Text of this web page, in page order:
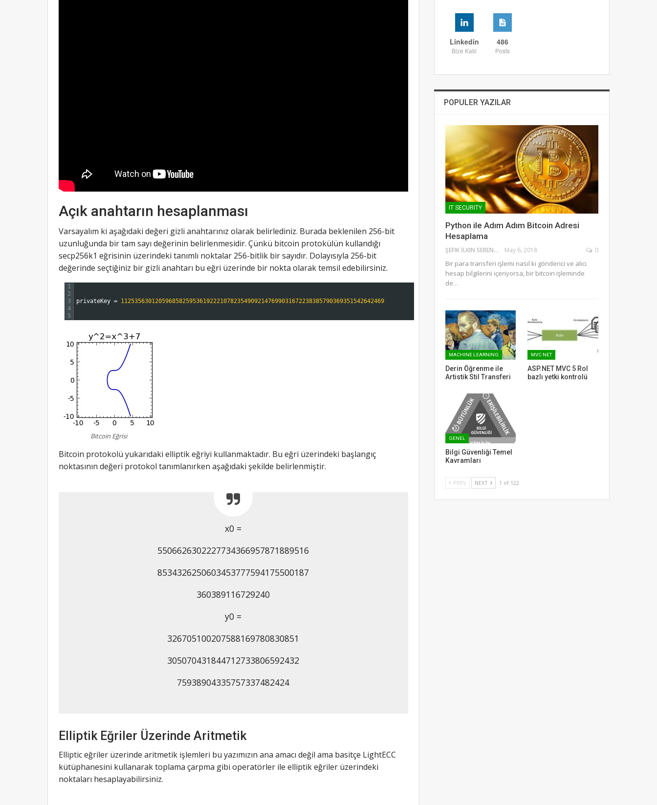
Açık anahtarın hesaplanması
Varsayalım ki aşağıdaki değeri gizli anahtarınız olarak belirlediniz. Burada beklenilen 256-bit
uzunluğunda bir tam sayı değerinin belirlenmesidir. Çünkü bitcoin protokülün kullandığı
secp256k1 eğrisinin üzerindeki tanımlı noktalar 256-bitlik bir sayıdır. Dolayısıyla 256-bit
değerinde seçtiğiniz bir gizli anahtarı bu eğri üzerinde bir nokta olarak temsil edebilirsiniz.
1
2
3
4
5
privateKey = 11253563012059685825953619222107823549092147699031672238385790369351542642469
Bitcoin Eğrisi
Bitcoin protokolü yukarıdaki elliptik eğriyi kullanmaktadır. Bu eğri üzerindeki başlangıç
noktasının değeri protokol tanımlanırken aşağıdaki şekilde belirlenmiştir.
x0 =
5506626302227734366957871889516
8534326250603453777594175500187
360389116729240
y0 =
326705100207588169780830851
305070431844712733806592432
75938904335757337482424
Elliptik Eğriler Üzerinde Aritmetik
Elliptic eğriler üzerinde aritmetik işlemleri bu yazımızın ana amacı değil ama basitçe LightECC
kütüphanesini kullanarak toplama çarpma gibi operatörler ile elliptik eğriler üzerindeki
noktaları hesaplayabilirsiniz.
Linkedin
Bize Katıl
486
Posts
POPULER YAZILAR
IT SECURITY
Python ile Adım Adım Bitcoin Adresi
Hesaplama
ŞEFIK İLKIN SERENGIL May 6, 2018 0
Bir para transferi işlemi nasıl ki gönderici ve alıcı
hesap bilgilerini içeriyorsa, bir bitcoin işleminde
de…
MACHINE LEARNING
Derin Öğrenme ile
Artistik Stil Transferi
MVC NET
ASP.NET MVC 5 Rol
bazlı yetki kontrolü
GENEL
Bilgi Güvenliği Temel
Kavramları
PREV NEXT 1 of 122